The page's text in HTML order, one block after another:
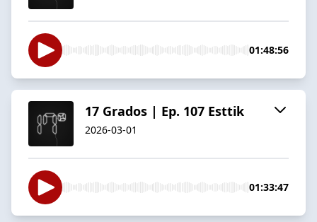
01:48:56
17 Grados | Ep. 107 Esttik
2026-03-01
01:33:47